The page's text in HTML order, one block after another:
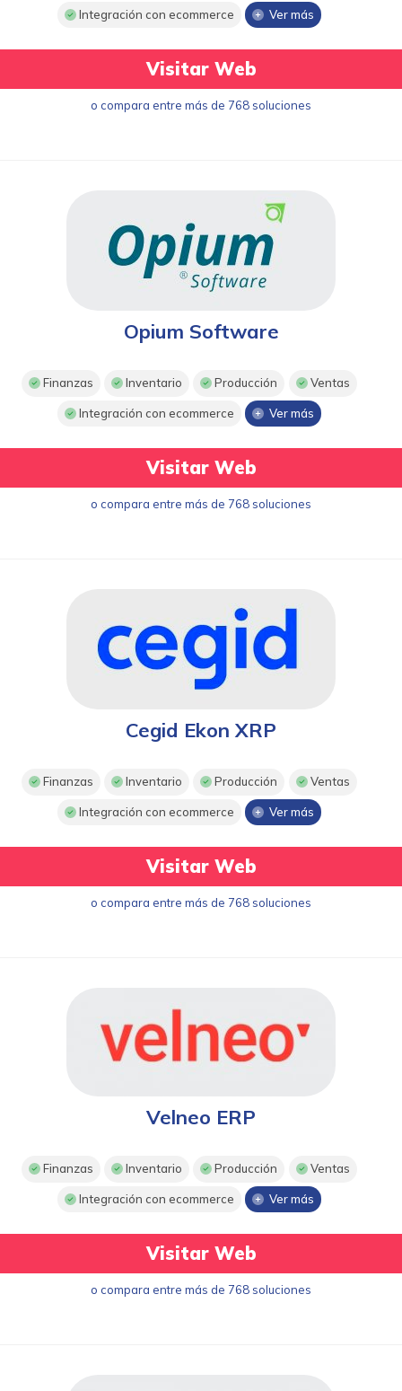
Integración con ecommerce Ver más
Visitar Web
o compara entre más de 768 soluciones
Opium Software
Finanzas Inventario Producción Ventas
Integración con ecommerce Ver más
Visitar Web
o compara entre más de 768 soluciones
Cegid Ekon XRP
Finanzas Inventario Producción Ventas
Integración con ecommerce Ver más
Visitar Web
o compara entre más de 768 soluciones
Velneo ERP
Finanzas Inventario Producción Ventas
Integración con ecommerce Ver más
Visitar Web
o compara entre más de 768 soluciones